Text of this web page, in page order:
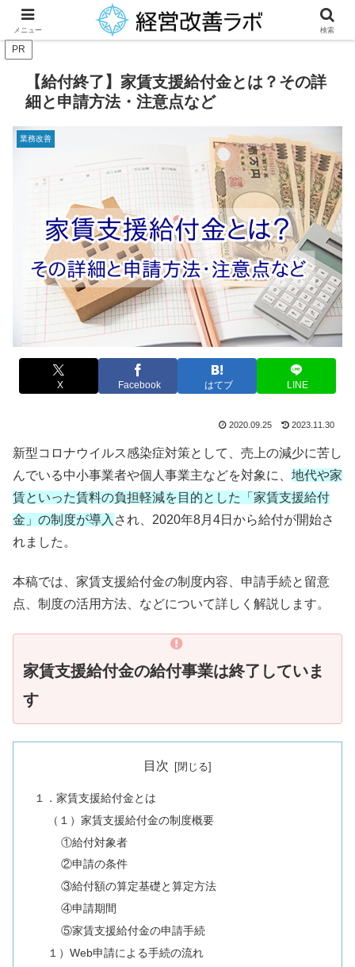
中小企業経営者に役立つ財務改善等のノウハウを提供
PR
【給付終了】家賃支援給付金とは？その詳
細と申請方法・注意点など
業務改善
X Facebook はてブ LINE
2020.09.25 2023.11.30
新型コロナウイルス感染症対策として、売上の減少に苦し
んでいる中小事業者や個人事業主などを対象に、 地代や家
賃といった賃料の負担軽減を目的とした「家賃支援給付
金」の制度が導入 され、2020年8月4日から給付が開始さ
れました。
本稿では、家賃支援給付金の制度内容、申請手続と留意
点、制度の活用方法、などについて詳しく解説します。
家賃支援給付金の給付事業は終了していま
す
目次
１．家賃支援給付金とは
（１）家賃支援給付金の制度概要
①給付対象者
②申請の条件
③給付額の算定基礎と算定方法
④申請期間
⑤家賃支援給付金の申請手続
１）Web申請による手続の流れ
メニュー 検索